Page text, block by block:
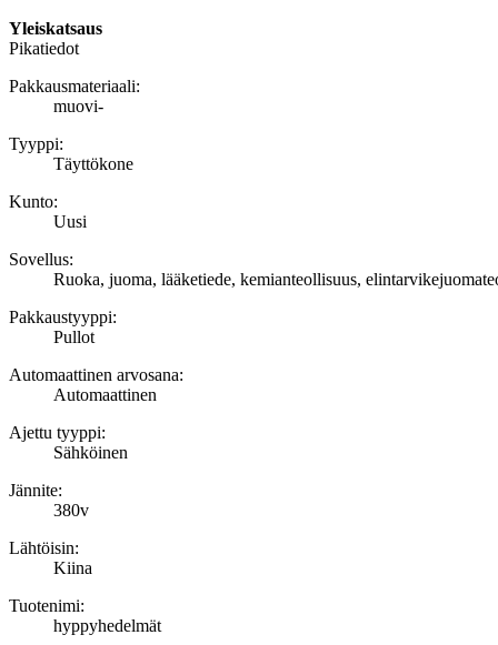
Yleiskatsaus
Pikatiedot
Pakkausmateriaali:
muovi-
Tyyppi:
Täyttökone
Kunto:
Uusi
Sovellus:
Ruoka, juoma, lääketiede, kemianteollisuus,
Pakkaustyyppi:
Pullot
Automaattinen arvosana:
Automaattinen
Ajettu tyyppi:
Sähköinen
Jännite:
380v
Lähtöisin:
Kiina
Tuotenimi:
hyppyhedelmät